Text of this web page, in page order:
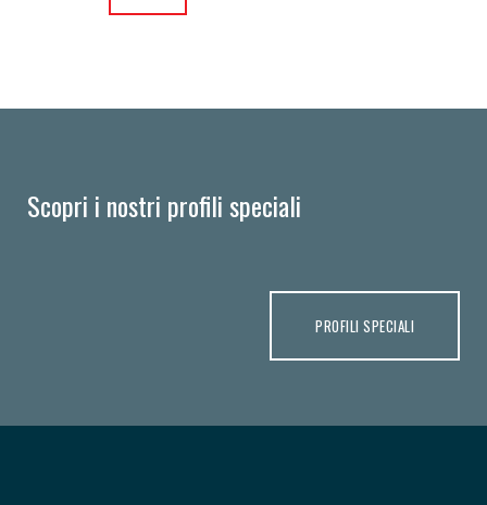
Scopri i nostri profili speciali
PROFILI SPECIALI